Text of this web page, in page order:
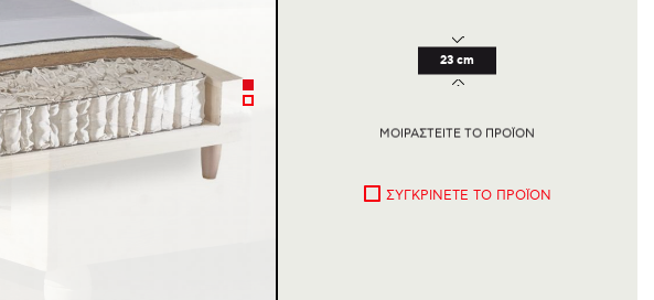
23 cm
ΜΟΙΡΑΣΤΕΙΤΕ ΤΟ ΠΡΟΪΟΝ
ΣΥΓΚΡΙΝΕΤΕ ΤΟ ΠΡΟΪΟΝ